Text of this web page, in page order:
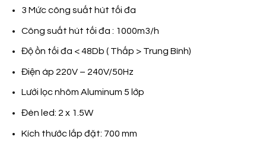
3 Mức công suất hút tối đa
Công suất hút tối đa : 1000m3/h
Độ ồn tối đa < 48Db ( Thấp > Trung Bình)
Điện áp 220V – 240V/50Hz
Lưới lọc nhôm Aluminum 5 lớp
Đèn led: 2 x 1.5W
Kích thước lắp đặt: 700 mm